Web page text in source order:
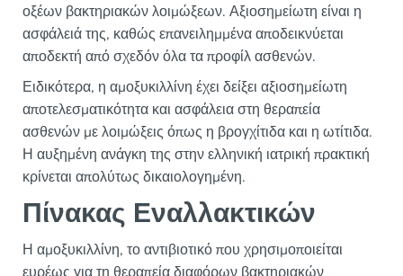
οξέων βακτηριακών λοιμώξεων. Αξιοσημείωτη είναι η
ασφάλειά της, καθώς επανειλημμένα αποδεικνύεται
αποδεκτή από σχεδόν όλα τα προφίλ ασθενών.
Ειδικότερα, η αμοξυκιλλίνη έχει δείξει αξιοσημείωτη
αποτελεσματικότητα και ασφάλεια στη θεραπεία
ασθενών με λοιμώξεις όπως η βρογχίτιδα και η ωτίτιδα.
Η αυξημένη ανάγκη της στην ελληνική ιατρική πρακτική
κρίνεται απολύτως δικαιολογημένη.
Πίνακας Εναλλακτικών
Η αμοξυκιλλίνη, το αντιβιοτικό που χρησιμοποιείται
ευρέως για τη θεραπεία διαφόρων βακτηριακών